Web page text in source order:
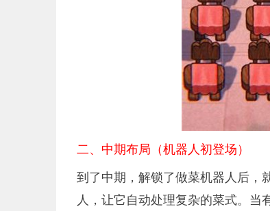
二、中期布局（机器人初登场）
到了中期，解锁了做菜机器人后，
人，让它自动处理复杂的菜式。当